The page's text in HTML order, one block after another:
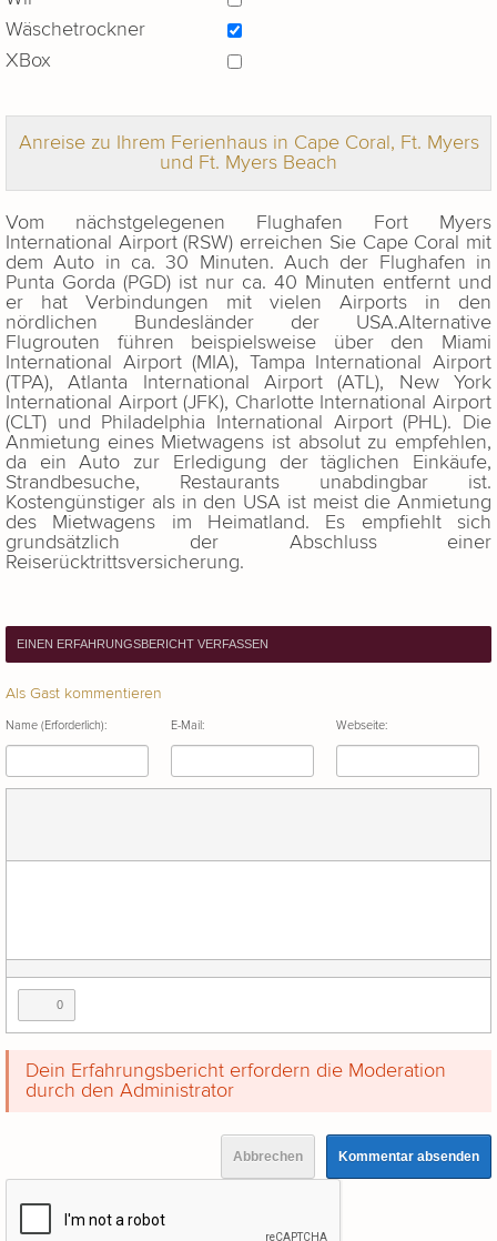
Wäschetrockner
XBox
Anreise zu Ihrem Ferienhaus in Cape Coral, Ft. Myers
und Ft. Myers Beach
Vom nächstgelegenen Flughafen Fort Myers
International Airport (RSW) erreichen Sie Cape Coral mit
dem Auto in ca. 30 Minuten. Auch der Flughafen in
Punta Gorda (PGD) ist nur ca. 40 Minuten entfernt und
er hat Verbindungen mit vielen Airports in den
nördlichen Bundesländer der USA.Alternative
Flugrouten führen beispielsweise über den Miami
International Airport (MIA), Tampa International Airport
(TPA), Atlanta International Airport (ATL), New York
International Airport (JFK), Charlotte International Airport
(CLT) und Philadelphia International Airport (PHL). Die
Anmietung eines Mietwagens ist absolut zu empfehlen,
da ein Auto zur Erledigung der täglichen Einkäufe,
Strandbesuche, Restaurants unabdingbar ist.
Kostengünstiger als in den USA ist meist die Anmietung
des Mietwagens im Heimatland. Es empfiehlt sich
grundsätzlich der Abschluss einer
Reiserücktrittsversicherung.
EINEN ERFAHRUNGSBERICHT VERFASSEN
Als Gast kommentieren
Name (Erforderlich): E-Mail: Webseite:
0
Dein Erfahrungsbericht erfordern die Moderation
durch den Administrator
Kommentar absenden
Abbrechen